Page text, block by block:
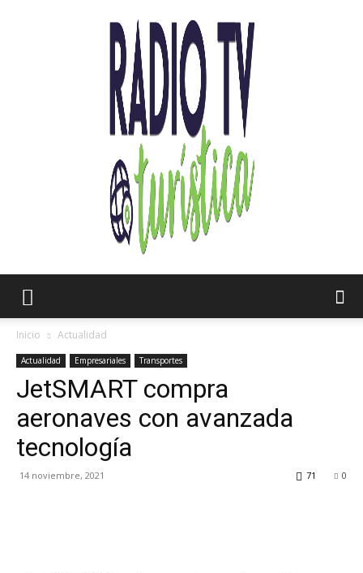
TV
Inicio Actualidad
Actualidad Empresariales Transportes
JetSMART compra
aeronaves con avanzada
tecnología
14 noviembre, 2021 0
71